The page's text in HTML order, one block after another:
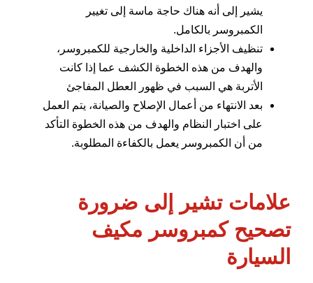
يشير إلى أنه هناك حاجة ماسة إلى تغيير
الكمبروسر بالكامل.
تنظيف الأجزاء الداخلية والخارجية للكمبروسر،
والهدف من هذه الخطوة الكشف عما إذا كانت
الأتربة هي السبب في ظهور العطل المفاجئ
بعد الانتهاء من أعمال الإصلاح والصيانة، يتم العمل
على اختبار النظام والهدف من هذه الخطوة التأكد
من أن الكمبروسر يعمل بالكفاءة المطلوبة.
علامات تشير إلى ضرورة
تصحيح كمبروسر مكيف
السيارة